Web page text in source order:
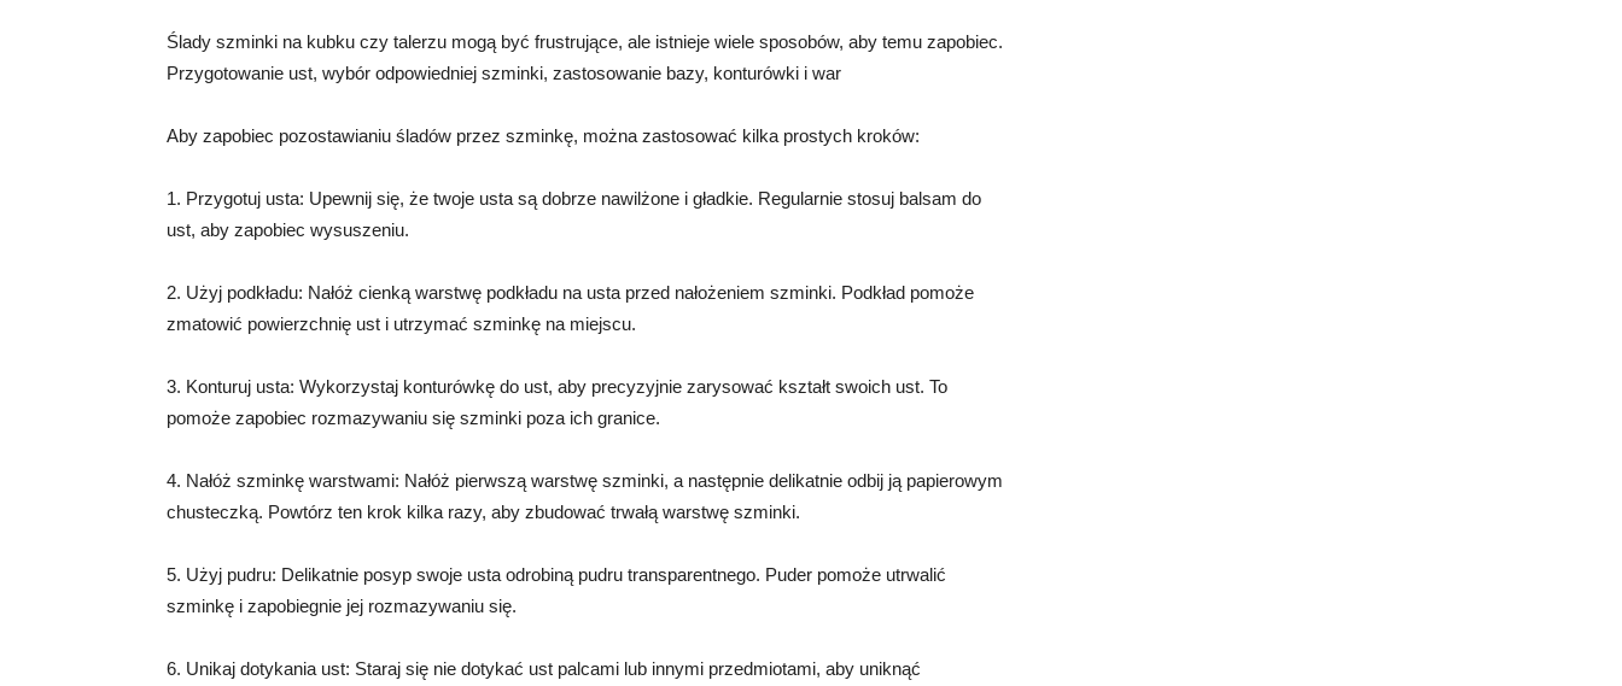
Ślady szminki na kubku czy talerzu mogą być frustrujące, ale istnieje wiele sposobów, aby temu zapobiec.
Przygotowanie ust, wybór odpowiedniej szminki, zastosowanie bazy, konturówki i war
Aby zapobiec pozostawianiu śladów przez szminkę, można zastosować kilka prostych kroków:
1. Przygotuj usta: Upewnij się, że twoje usta są dobrze nawilżone i gładkie. Regularnie stosuj balsam do
ust, aby zapobiec wysuszeniu.
2. Użyj podkładu: Nałóż cienką warstwę podkładu na usta przed nałożeniem szminki. Podkład pomoże
zmatowić powierzchnię ust i utrzymać szminkę na miejscu.
3. Konturuj usta: Wykorzystaj konturówkę do ust, aby precyzyjnie zarysować kształt swoich ust. To
pomoże zapobiec rozmazywaniu się szminki poza ich granice.
4. Nałóż szminkę warstwami: Nałóż pierwszą warstwę szminki, a następnie delikatnie odbij ją papierowym
chusteczką. Powtórz ten krok kilka razy, aby zbudować trwałą warstwę szminki.
5. Użyj pudru: Delikatnie posyp swoje usta odrobiną pudru transparentnego. Puder pomoże utrwalić
szminkę i zapobiegnie jej rozmazywaniu się.
6. Unikaj dotykania ust: Staraj się nie dotykać ust palcami lub innymi przedmiotami, aby uniknąć